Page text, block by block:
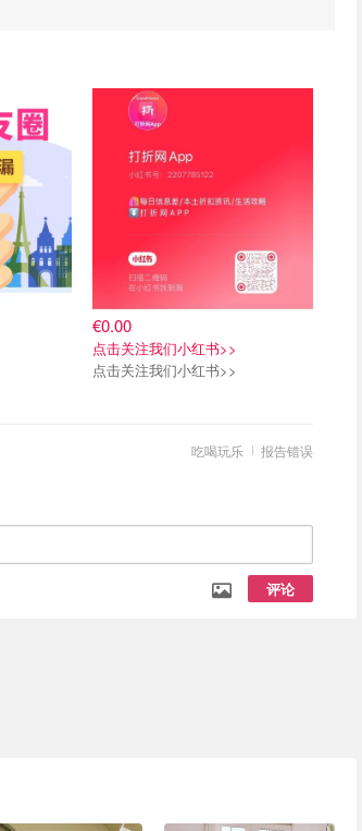
€0.00
点击关注我们小红书>>
点击关注我们小红书>>
报告错误
吃喝玩乐
评论